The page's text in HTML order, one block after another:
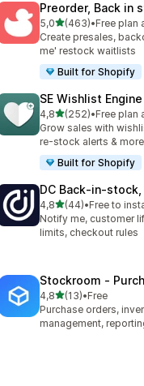
Preorder, Back in
5,05 yıldız üzerinden
(463)
toplam 463•Free plan
Create presales,
me' restock waitlists
Built for Shopify
SE Wishlist Engine
4,85 yıldız üzerinden
(252)
toplam 252•Free plan
Grow sales with
re-stock alerts &
Built for Shopify
DC
4,85 yıldız üzerinden
(44)
toplam 44•Free to
Notify me, customer
limits, checkout rules
Stockroom ‑
4,85 yıldız üzerinden
(13)
toplam 13•Free
Purchase orders,
management,